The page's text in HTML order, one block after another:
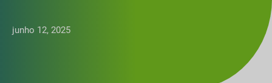
junho 12, 2025